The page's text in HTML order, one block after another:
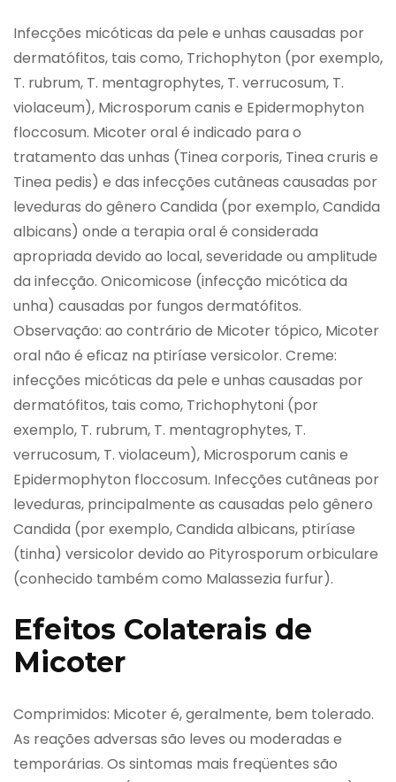
Infecções micóticas da pele e unhas causadas por
dermatófitos, tais como, Trichophyton (por exemplo,
T. rubrum, T. mentagrophytes, T. verrucosum, T.
violaceum), Microsporum canis e Epidermophyton
floccosum. Micoter oral é indicado para o
tratamento das unhas (Tinea corporis, Tinea cruris e
Tinea pedis) e das infecções cutâneas causadas por
leveduras do gênero Candida (por exemplo, Candida
albicans) onde a terapia oral é considerada
apropriada devido ao local, severidade ou amplitude
da infecção. Onicomicose (infecção micótica da
unha) causadas por fungos dermatófitos.
Observação: ao contrário de Micoter tópico, Micoter
oral não é eficaz na ptiríase versicolor. Creme:
infecções micóticas da pele e unhas causadas por
dermatófitos, tais como, Trichophytoni (por
exemplo, T. rubrum, T. mentagrophytes, T.
verrucosum, T. violaceum), Microsporum canis e
Epidermophyton floccosum. Infecções cutâneas por
leveduras, principalmente as causadas pelo gênero
Candida (por exemplo, Candida albicans, ptiríase
(tinha) versicolor devido ao Pityrosporum orbiculare
(conhecido também como Malassezia furfur).
Efeitos Colaterais de
Micoter
Comprimidos: Micoter é, geralmente, bem tolerado.
As reações adversas são leves ou moderadas e
temporárias. Os sintomas mais freqüentes são